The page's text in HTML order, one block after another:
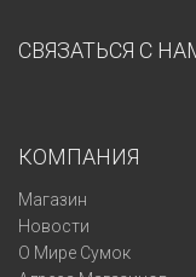
СВЯЗАТЬСЯ С
КОМПАНИЯ
Магазин
Новости
О Мире Сумок